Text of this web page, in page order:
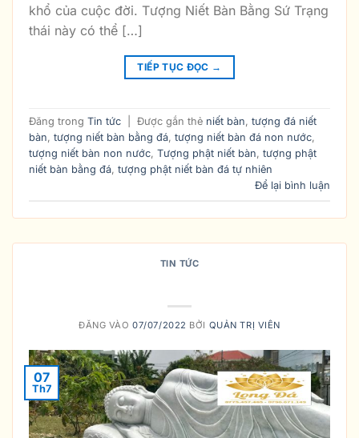
khổ của cuộc đời. Tượng Niết Bàn Bằng Sứ Trạng
thái này có thể […]
TIẾP TỤC ĐỌC →
Đăng trong Tin tức Được gắn thẻ niết bàn, tượng đá niết
bàn, tượng niết bàn bằng đá, tượng niết bàn đá non nước,
tượng niết bàn non nước, Tượng phật niết bàn, tượng phật
niết bàn bằng đá, tượng phật niết bàn đá tự nhiên
Để lại bình luận
TIN TỨC
ĐĂNG VÀO07/07/2022 BỞI QUẢN TRỊ VIÊN
07
Th7